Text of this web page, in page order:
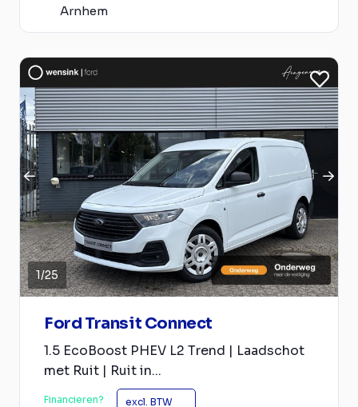
Arnhem
1/25
Ford Transit Connect
1.5 EcoBoost PHEV L2 Trend | Laadschot
met Ruit | Ruit in...
Financieren? excl. BTW